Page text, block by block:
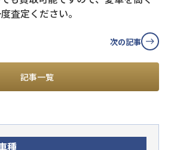
査定ください。
記事一覧
次の記事
種